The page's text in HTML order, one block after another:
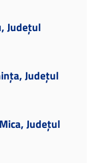
Județul
Județul
Județul